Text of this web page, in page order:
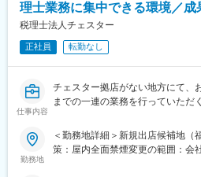
理士業務に集中できる環境／成
税理士法人チェスター
正社員 転勤なし
仕事内容
チェスター拠店がない地方にて、
までの一連の業務を行っていただ
◎初回面談から受任～評価作業～
署提出まで相続税申告業務の一連
勤務地
＜勤務地詳細＞新規出店候補地（
策：屋内全面禁煙変更の範囲：会